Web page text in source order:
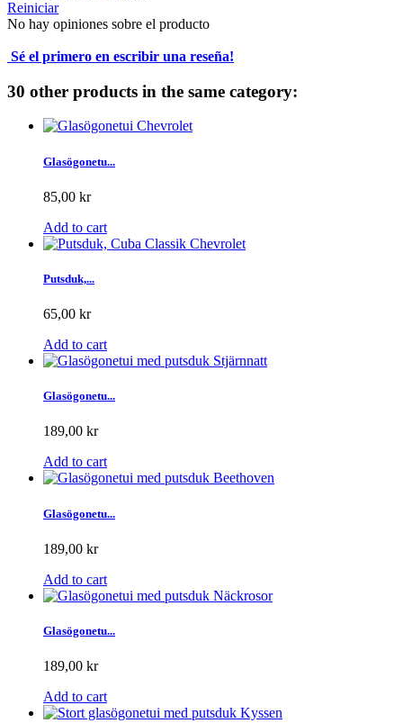
Reiniciar
No hay opiniones sobre el producto
Sé el primero en escribir una reseña!
30 other products in the same category:
Glasögonetu...
85,00 kr
Add to cart
Putsduk,...
65,00 kr
Add to cart
Glasögonetu...
189,00 kr
Add to cart
Glasögonetu...
189,00 kr
Add to cart
Glasögonetu...
189,00 kr
Add to cart